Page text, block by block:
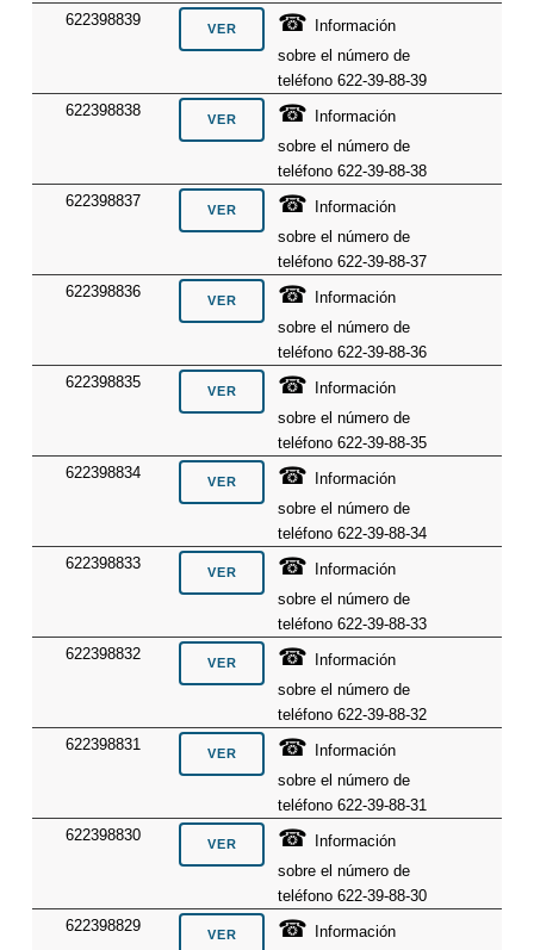
622398839
☎ Información
sobre el número de
teléfono 622-39-88-39
622398838
☎ Información
sobre el número de
teléfono 622-39-88-38
622398837
☎ Información
sobre el número de
teléfono 622-39-88-37
622398836
☎ Información
sobre el número de
teléfono 622-39-88-36
622398835
☎ Información
sobre el número de
teléfono 622-39-88-35
622398834
☎ Información
sobre el número de
teléfono 622-39-88-34
622398833
☎ Información
sobre el número de
teléfono 622-39-88-33
622398832
☎ Información
sobre el número de
teléfono 622-39-88-32
622398831
☎ Información
sobre el número de
teléfono 622-39-88-31
622398830
☎ Información
sobre el número de
teléfono 622-39-88-30
622398829
☎ Información